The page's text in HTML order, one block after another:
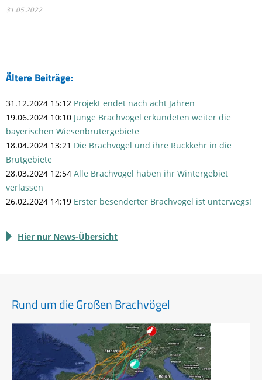
31.05.2022
Ältere Beiträge:
31.12.2024 15:12 Projekt endet nach acht Jahren
19.06.2024 10:10 Junge Brachvögel erkundeten weiter die
bayerischen Wiesenbrütergebiete
18.04.2024 13:21 Die Brachvögel und ihre Rückkehr in die
Brutgebiete
28.03.2024 12:54 Alle Brachvögel haben ihr Wintergebiet
verlassen
26.02.2024 14:19 Erster besenderter Brachvogel ist unterwegs!
Hier nur News-Übersicht
Rund um die Großen Brachvögel